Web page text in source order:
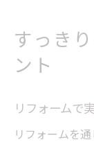
すっき
ント
リフォームで
リフォームを